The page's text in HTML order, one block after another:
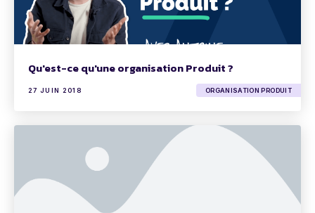
Qu'est-ce qu'une organisation Produit ?
27 JUIN 2018 ORGANISATION PRODUIT